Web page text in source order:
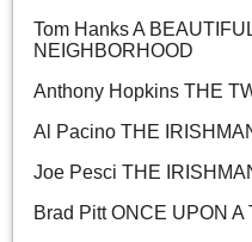
Tom Hanks A
NEIGHBORHOOD
Anthony Hopkins THE
Al Pacino THE
Joe Pesci THE
Brad Pitt ONCE UPON A